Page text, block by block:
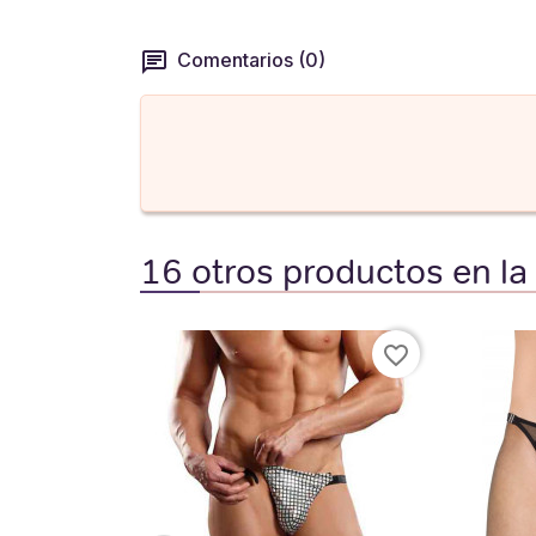
Comentarios (0)
16 otros productos en
favorite_border